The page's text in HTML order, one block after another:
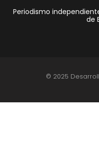
Periodismo
de
© 2025